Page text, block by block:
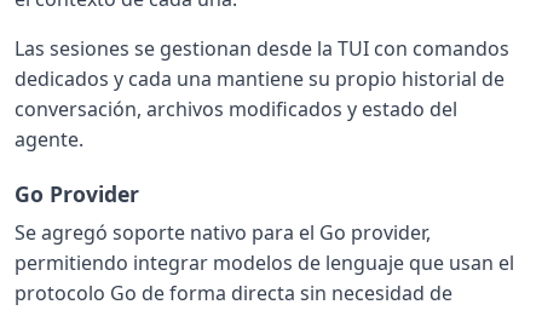
Las sesiones se gestionan desde la TUI con comandos
dedicados y cada una mantiene su propio historial de
conversación, archivos modificados y estado del
agente.
Go Provider
Se agregó soporte nativo para el Go provider,
permitiendo integrar modelos de lenguaje que usan el
protocolo Go de forma directa sin necesidad de